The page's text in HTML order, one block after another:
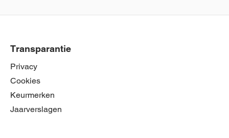
Transparantie
Privacy
Cookies
Keurmerken
Jaarverslagen